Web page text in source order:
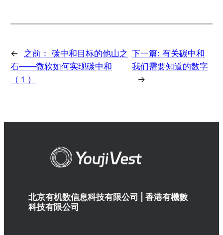
← 之前：碳中和目标的他山之
石——微软如何实现碳中和
（１）
下一篇: 有关碳中和
我们需要知道的数字
→
北京有机数信息科技有限公司 | 香港有機數
科技有限公司